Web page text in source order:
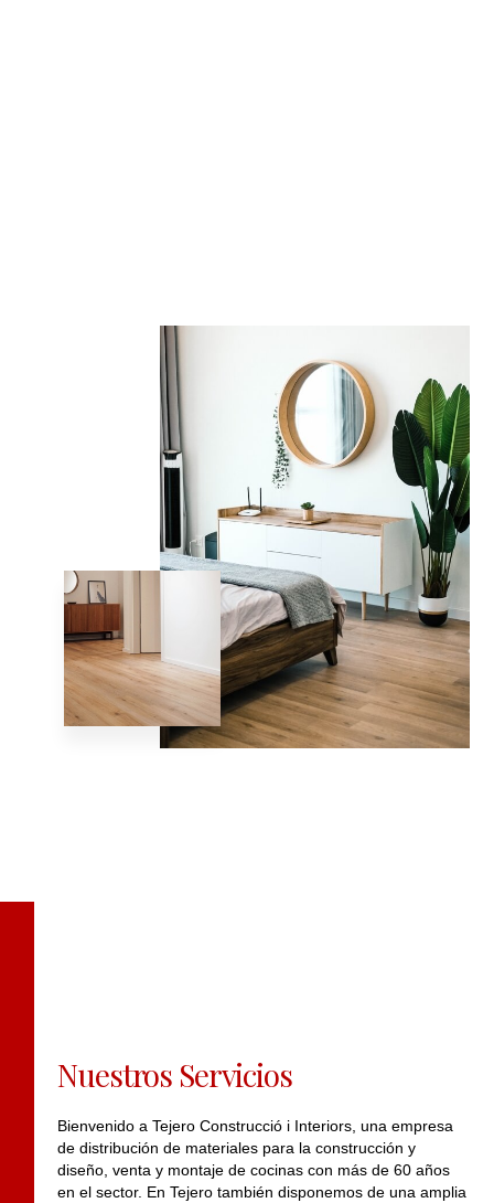
Nuestros Servicios
Bienvenido a Tejero Construcció i Interiors, una empresa
de distribución de materiales para la construcción y
diseño, venta y montaje de cocinas con más de 60 años
en el sector. En Tejero también disponemos de una amplia